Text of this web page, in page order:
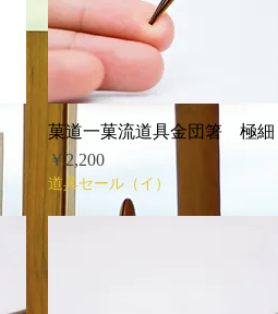
クイックビュー
菓道⼀菓流道具金団箸 極細
価格
￥2,200
道具セール（イ）